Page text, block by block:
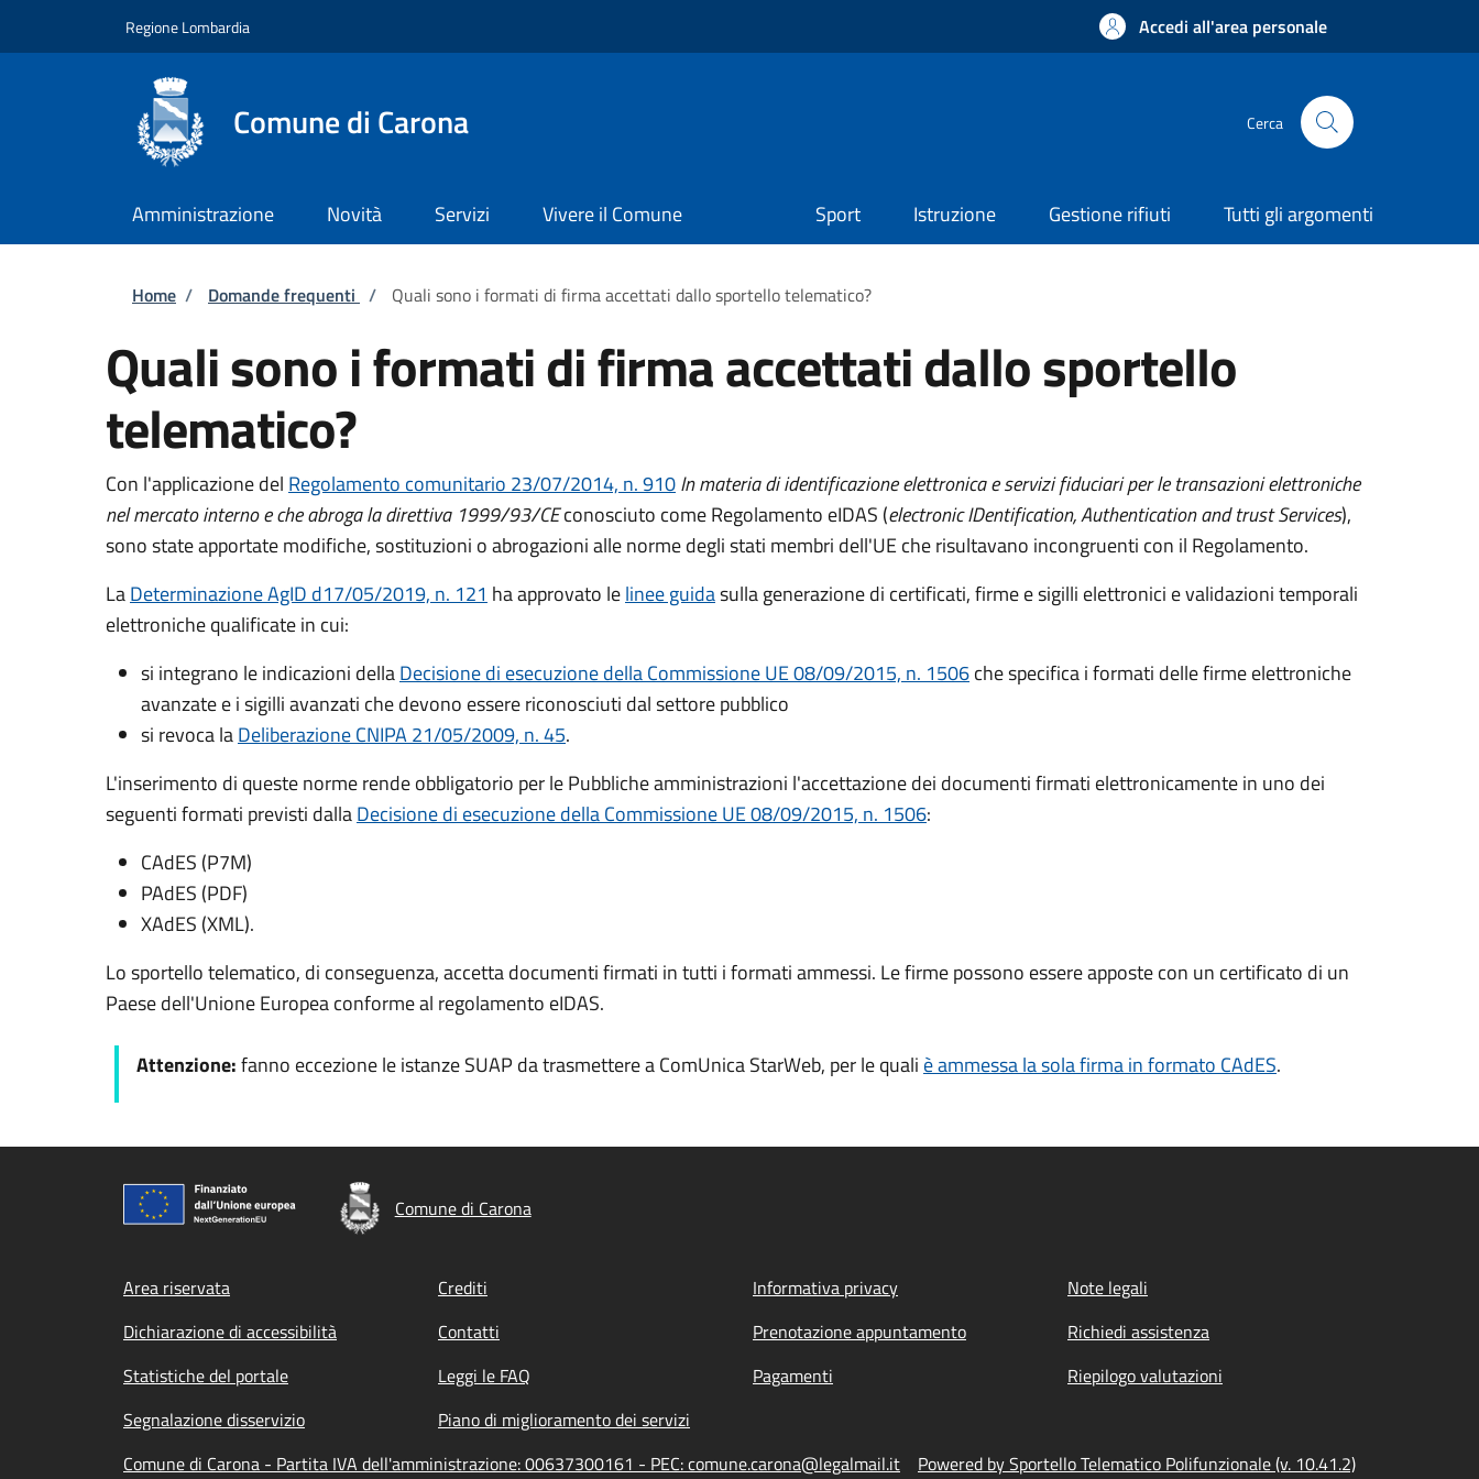
Regione Lombardia Accedi all'area personale
Comune di Carona Cerca
Amministrazione Novità Servizi Vivere il Comune Sport Istruzione Gestione rifiuti Tutti gli argomenti
Briciole di pane
Home / Domande frequenti / Quali sono i formati di firma accettati dallo sportello telematico?
Quali sono i formati di firma accettati dallo sportello
telematico?
Con l'applicazione del Regolamento comunitario 23/07/2014, n. 910In materia di identificazione elettronica e servizi fiduciari per le transazioni elettroniche
nel mercato interno e che abroga la direttiva 1999/93/CEconosciuto come Regolamento eIDAS (electronic IDentification, Authentication and trust Services),
sono state apportate modifiche, sostituzioni o abrogazioni alle norme degli stati membri dell'UE che risultavano incongruenti con il Regolamento.
LaDeterminazione AgID d17/05/2019, n. 121 ha approvato lelinee guidasulla generazione di certificati, firme e sigilli elettronici e validazioni temporali
elettroniche qualificate in cui:
si integrano le indicazioni dellaDecisione di esecuzione della Commissione UE 08/09/2015, n. 1506che specifica i formati delle firme elettroniche
avanzate e i sigilli avanzati che devono essere riconosciuti dal settore pubblico
si revoca laDeliberazione CNIPA 21/05/2009, n. 45.
L'inserimento di queste norme rende obbligatorio per le Pubbliche amministrazioni l'accettazione dei documenti firmati elettronicamente in uno dei
seguenti formati previsti dallaDecisione di esecuzione della Commissione UE 08/09/2015, n. 1506:
CAdES (P7M)
PAdES (PDF)
XAdES (XML).
Lo sportello telematico, di conseguenza, accetta documenti firmati in tutti i formati ammessi. Le firme possono essere apposte con un certificato di un
Paese dell'Unione Europea conforme al regolamento eIDAS.
Attenzione:fanno eccezione le istanze SUAP da trasmettere a ComUnica StarWeb, per le quali è ammessa la sola firma in formato CAdES.
Comune di Carona
Footer menu
Area riservata Crediti Informativa privacy
Note legali
Dichiarazione di accessibilità
Contatti Prenotazione appuntamento
Richiedi assistenza
Statistiche del portale
Leggi le FAQ Pagamenti
Riepilogo valutazioni
Segnalazione disservizio
Piano di miglioramento dei servizi
Comune di Carona - Partita IVA dell'amministrazione: 00637300161 - PEC: comune.carona@legalmail.it
Powered by Sportello Telematico Polifunzionale (v. 10.41.2)